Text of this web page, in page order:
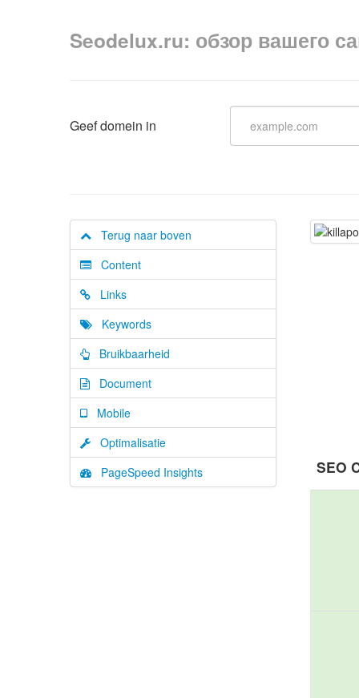
Seodelux.ru: обзор вашего
Geef domein in
Terug naar boven
Content
Links
Keywords
Bruikbaarheid
Document
Mobile
Optimalisatie
PageSpeed Insights
SEO